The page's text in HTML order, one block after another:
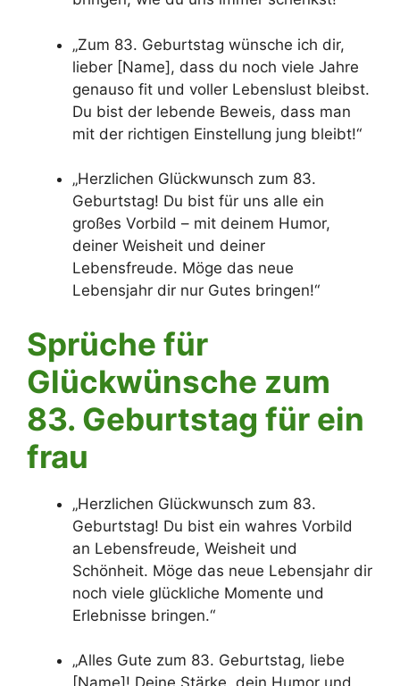
„Zum 83. Geburtstag wünsche ich dir,
lieber [Name], dass du noch viele Jahre
genauso fit und voller Lebenslust bleibst.
Du bist der lebende Beweis, dass man
mit der richtigen Einstellung jung bleibt!“
„Herzlichen Glückwunsch zum 83.
Geburtstag! Du bist für uns alle ein
großes Vorbild – mit deinem Humor,
deiner Weisheit und deiner
Lebensfreude. Möge das neue
Lebensjahr dir nur Gutes bringen!“
Sprüche für
Glückwünsche zum
83. Geburtstag für ein
frau
„Herzlichen Glückwunsch zum 83.
Geburtstag! Du bist ein wahres Vorbild
an Lebensfreude, Weisheit und
Schönheit. Möge das neue Lebensjahr dir
noch viele glückliche Momente und
Erlebnisse bringen.“
„Alles Gute zum 83. Geburtstag, liebe